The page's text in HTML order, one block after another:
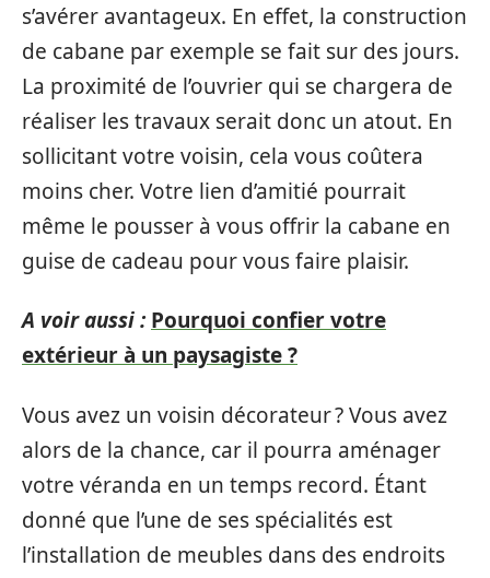
s’avérer avantageux. En effet, la construction
de cabane par exemple se fait sur des jours.
La proximité de l’ouvrier qui se chargera de
réaliser les travaux serait donc un atout. En
sollicitant votre voisin, cela vous coûtera
moins cher. Votre lien d’amitié pourrait
même le pousser à vous offrir la cabane en
guise de cadeau pour vous faire plaisir.
A voir aussi : Pourquoi confier votre
extérieur à un paysagiste ?
Vous avez un voisin décorateur ? Vous avez
alors de la chance, car il pourra aménager
votre véranda en un temps record. Étant
donné que l’une de ses spécialités est
l’installation de meubles dans des endroits